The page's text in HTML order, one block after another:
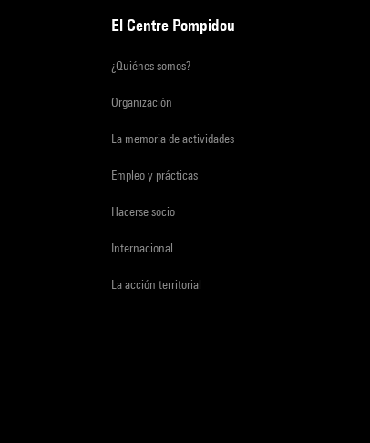
El Centre Pompidou
¿Quiénes somos?
Organización
La memoria de actividades
Empleo y prácticas
Hacerse socio
Internacional
La acción territorial